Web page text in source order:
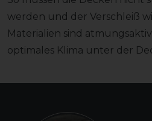
werden und der Verschleiß
Materialien sind
optimales Klima unter der